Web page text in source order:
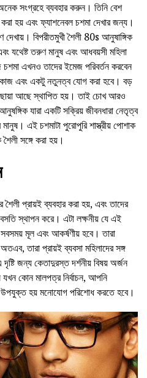
সংগ্রহে ব্যবহার করুন। তিনি বেশ
হয় এবং ফ্যাশনেবল চশমা দেখার জন্য।
দেখায়। বিপরীতমুখী শৈলী 80s আনুষাঙ্গিক
যথেষ্ট তরুণ মানুষ এবং আধবয়সী মহিলা
এখনও তাদের ইমেজ পরিবর্তন করবেন
কাজ এবং একটু নতুনত্ব যোগ করা হবে। বড়
আছে স্থাপিত হয়। তাই চোখ আরও
যারা একটি সক্রিয় জীবনধারা নেতৃত্ব
এই চশমাটা পুরোপুরি শাস্ত্রীয় পোশাক
সঙ্গে করা হয়।
প্রায়ই ব্যবহার করা হয়, এবং তাদের
স্থাপন করে। এটা লক্ষনীয় যে এই
মূল এবং আকর্ষণীয় হবে। তারা
তারা প্রায়ই ব্যবসা মহিলাদের সঙ্গ
জন্য কেতাদুরস্ত দর্শনীয় বিষয় অর্জন
কোন মালপত্র নির্বাচন, আপনি
উপযুক্ত হয় মনোযোগ পরিশোধ করতে হবে।